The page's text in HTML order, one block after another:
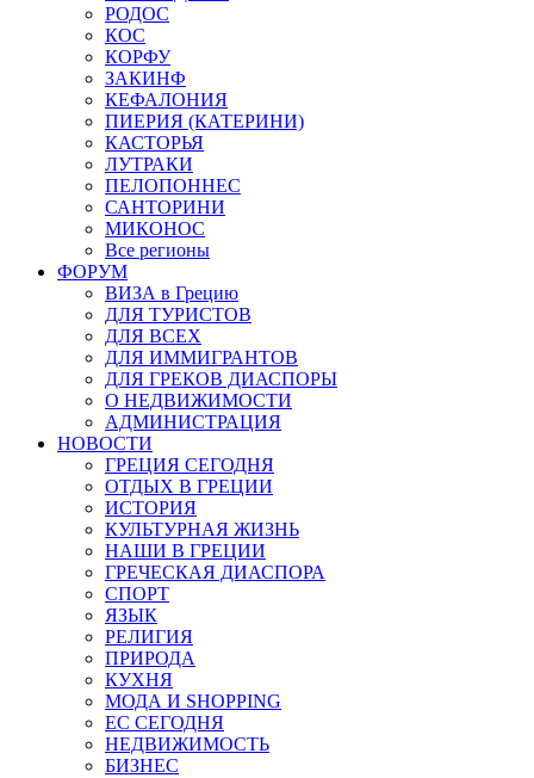
РОДОС
КОС
КОРФУ
ЗАКИНФ
КЕФАЛОНИЯ
ПИЕРИЯ (КАТЕРИНИ)
КАСТОРЬЯ
ЛУТРАКИ
ПЕЛОПОННЕС
САНТОРИНИ
МИКОНОС
Все регионы
ФОРУМ
ВИЗА в Грецию
ДЛЯ ТУРИСТОВ
ДЛЯ ВСЕХ
ДЛЯ ИММИГРАНТОВ
ДЛЯ ГРЕКОВ ДИАСПОРЫ
О НЕДВИЖИМОСТИ
АДМИНИСТРАЦИЯ
НОВОСТИ
ГРЕЦИЯ СЕГОДНЯ
ОТДЫХ В ГРЕЦИИ
ИСТОРИЯ
КУЛЬТУРНАЯ ЖИЗНЬ
НАШИ В ГРЕЦИИ
ГРЕЧЕСКАЯ ДИАСПОРА
СПОРТ
ЯЗЫК
РЕЛИГИЯ
ПРИРОДА
КУХНЯ
МОДА И SHOPPING
ЕС СЕГОДНЯ
НЕДВИЖИМОСТЬ
БИЗНЕС